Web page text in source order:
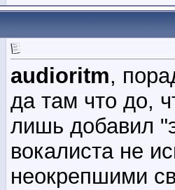
audioritm,
да там что до,
лишь добавил
вокалиста не
неокрепшими